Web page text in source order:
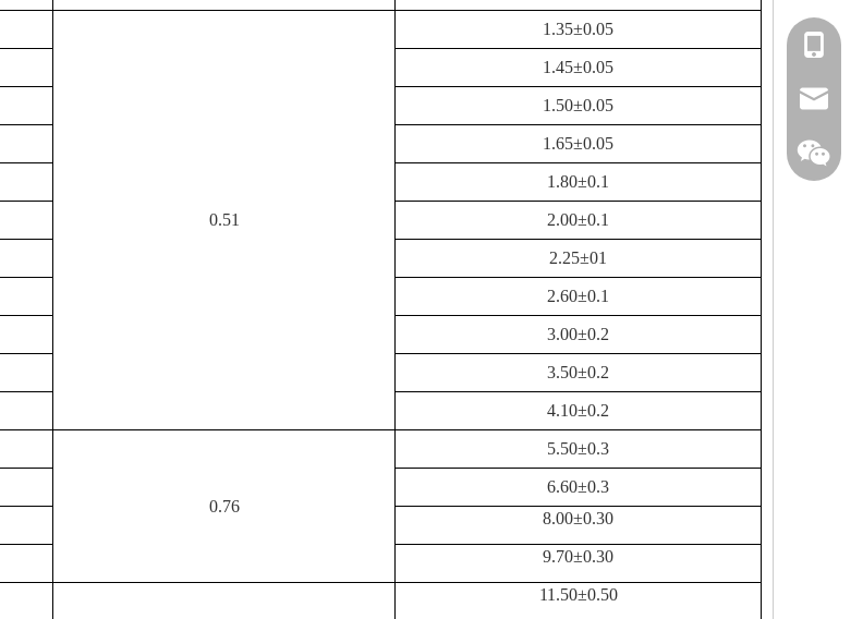
0.51
1.35±0.05
1.45±0.05
1.50±0.05
1.65±0.05
1.80±0.1
2.00±0.1
2.25±01
2.60±0.1
3.00±0.2
3.50±0.2
4.10±0.2
0.76
5.50±0.3
6.60±0.3
8.00±0.30
9.70±0.30
11.50±0.50